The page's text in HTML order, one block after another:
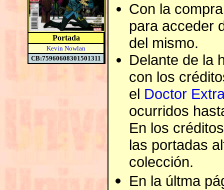
Portada
Kevin Nowlan
CB:75960608301501311
Con la
para acceder
del mismo.
Delante de la
con los
el Doctor
ocurridos
En los
las portadas
colección.
En la últma